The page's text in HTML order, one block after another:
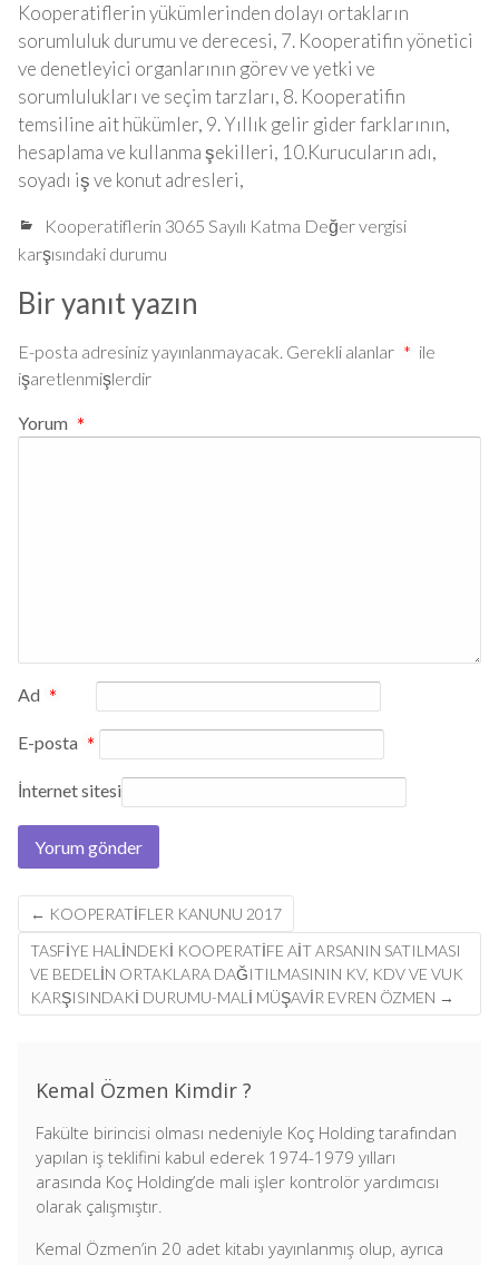
Kooperatiflerin yükümlerinden dolayı ortakların
sorumluluk durumu ve derecesi, 7. Kooperatifin yönetici
ve denetleyici organlarının görev ve yetki ve
sorumlulukları ve seçim tarzları, 8. Kooperatifin
temsiline ait hükümler, 9. Yıllık gelir gider farklarının,
hesaplama ve kullanma şekilleri, 10.Kurucuların adı,
soyadı iş ve konut adresleri,
Kooperatiflerin 3065 Sayılı Katma Değer vergisi
karşısındaki durumu
Bir yanıt yazın
E-posta adresiniz yayınlanmayacak. Gerekli alanlar * ile
işaretlenmişlerdir
Yorum *
Ad *
E-posta *
İnternet sitesi
Post
navigation
← KOOPERATIFLER KANUNU 2017
TASFIYE HALINDEKI KOOPERATIFE AIT ARSANIN SATILMASI
VE BEDELIN ORTAKLARA DAĞITILMASININ KV, KDV VE VUK
KARŞISINDAKI DURUMU-MALİ MÜŞAVİR EVREN ÖZMEN →
Kemal Özmen Kimdir ?
Fakülte birincisi olması nedeniyle Koç Holding tarafından
yapılan iş teklifini kabul ederek 1974-1979 yılları
arasında Koç Holding’de mali işler kontrolör yardımcısı
olarak çalışmıştır.
Kemal Özmen’in 20 adet kitabı yayınlanmış olup, ayrıca